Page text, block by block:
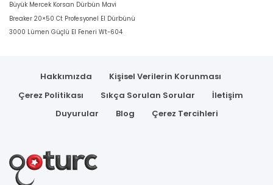
Büyük Mercek Korsan Dürbün Mavi
Breaker 20×50 Ct Profesyonel El Dürbünü
3000 Lümen Güçlü El Feneri Wt-604
Hakkımızda
Kişisel Verilerin Korunması
Çerez Politikası
Sıkça Sorulan Sorular
İletişim
Duyurular
Blog Çerez Tercihleri